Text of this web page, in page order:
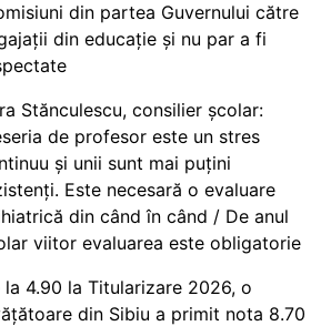
din partea Guvernului către
din educație și nu par a fi
Stănculescu, consilier școlar:
de profesor este un stres
și unii sunt mai puțini
Este necesară o evaluare
din când în când / De anul
viitor evaluarea este obligatorie
la 4.90 la Titularizare 2026, o
din Sibiu a primit nota 8.70